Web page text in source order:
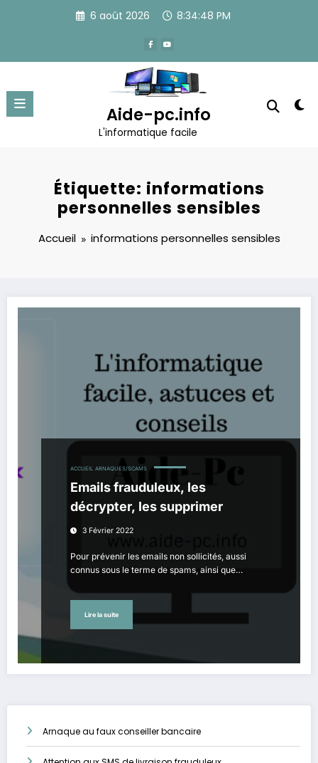
6 août 2026 8:34:48 PM
Aide-pc.info
L'informatique facile
Étiquette: informations
personnelles sensibles
Accueil informations personnelles sensibles
ACCUEIL ARNAQUES/SCAMS
Emails frauduleux, les
décrypter, les supprimer
3 Février 2022
Pour prévenir les emails non sollicités, aussi
connus sous le terme de spams, ainsi que…
Lire la suite
Arnaque au faux conseiller bancaire